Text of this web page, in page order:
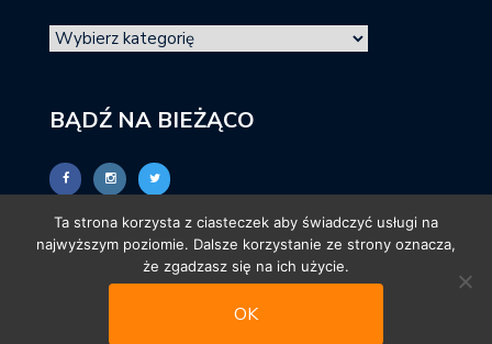
BĄDŹ NA BIEŻĄCO
© promocjeksiazkowe.pl
Ta strona korzysta z ciasteczek aby świadczyć usługi na
najwyższym poziomie. Dalsze korzystanie ze strony oznacza,
że zgadzasz się na ich użycie.
OK